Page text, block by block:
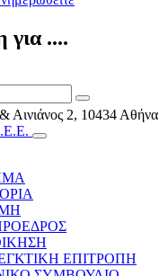
για ....
Αινιάνος 2, 10434 Αθήνα
ΕΠΙΤΡΟΠΗ